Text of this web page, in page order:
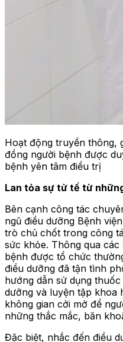
Hoạt động truyền thông,
đồng người bệnh được
bệnh yên tâm điều trị
Lan tỏa sự tử tế từ
Bên cạnh công tác
ngũ điều dưỡng Bệnh
trò chủ chốt trong công
sức khỏe. Thông qua
bệnh được tổ chức
điều dưỡng đã tận tình
hướng dẫn sử dụng
dưỡng và luyện tập khoa
không gian cởi mở để
những thắc mắc, băn
Đặc biệt, nhắc đến điều